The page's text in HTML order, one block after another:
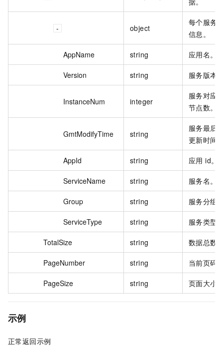
object
每个服务
信息。
AppName string 应用名。
Version string 服务版本
InstanceNum integer
服务对应
节点数。
GmtModifyTime string
服务最后
更新时间
AppId string 应用 id。
ServiceName string 服务名。
Group string 服务分组
ServiceType string 服务类型
TotalSize string 数据总数
PageNumber string 当前页码
PageSize string 页面大小
示例
正常返回示例